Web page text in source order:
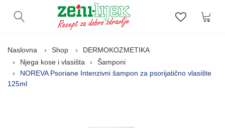
Otvori pretragu Lista
Naslovna Shop
DERMOKOZMETIKA
Njega kose i vlasišta
Šamponi
NOREVA Psoriane Intenzivni šampon za psorijatično vlasište
125ml